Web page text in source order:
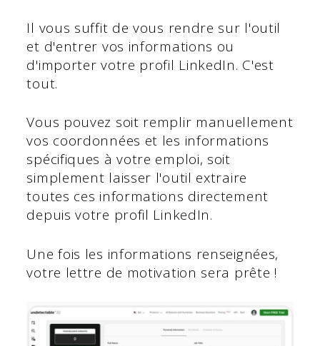
Il vous suffit de vous rendre sur l'outil
et d'entrer vos informations ou
d'importer votre profil LinkedIn. C'est
tout.
Vous pouvez soit remplir manuellement
vos coordonnées et les informations
spécifiques à votre emploi, soit
simplement laisser l'outil extraire
toutes ces informations directement
depuis votre profil LinkedIn.
Une fois les informations renseignées,
votre lettre de motivation sera prête !